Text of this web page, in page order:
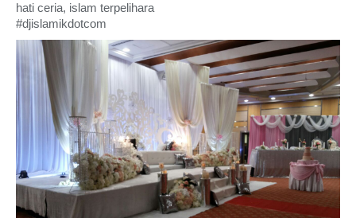
hati ceria, islam terpelihara
#djislamikdotcom